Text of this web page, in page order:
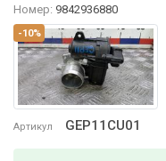
-10%
Артикул GEP11CU01
Номер: 9842936880